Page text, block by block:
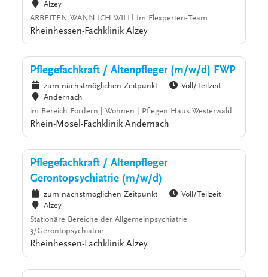
Alzey
ARBEITEN WANN ICH WILL! Im Flexperten-Team
Rheinhessen-Fachklinik Alzey
Pflegefachkraft / Altenpfleger (m/w/d) FWP
zum nächstmöglichen Zeitpunkt
Voll/Teilzeit
Andernach
im Bereich Fördern | Wohnen | Pflegen Haus Westerwald
Rhein-Mosel-Fachklinik Andernach
Pflegefachkraft / Altenpfleger
Gerontopsychiatrie (m/w/d)
zum nächstmöglichen Zeitpunkt
Voll/Teilzeit
Alzey
Stationäre Bereiche der Allgemeinpsychiatrie
3/Gerontopsychiatrie
Rheinhessen-Fachklinik Alzey